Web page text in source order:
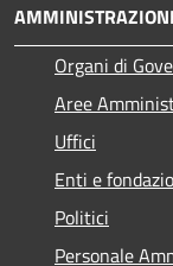
Organi di
Aree
Uffici
Enti e
Politici
Personale